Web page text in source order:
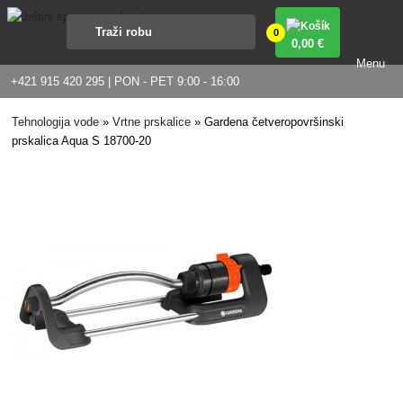
+421 915 420 295 | PON - PET 9:00 - 16:00
0
0,00 €
Menu
Tehnologija vode »Vrtne prskalice »Gardena četveropovršinski
prskalica Aqua S 18700-20